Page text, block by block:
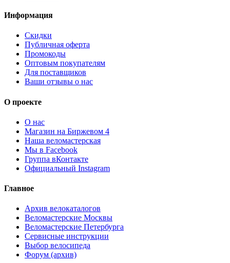
Информация
Скидки
Публичная оферта
Промокоды
Оптовым покупателям
Для поставщиков
Ваши отзывы о нас
О проекте
О нас
Магазин на Биржевом 4
Наша веломастерская
Мы в Facebook
Группа вКонтакте
Официальный Instagram
Главное
Архив велокаталогов
Веломастерские Москвы
Веломастерские Петербурга
Сервисные инструкции
Выбор велосипеда
Форум (архив)